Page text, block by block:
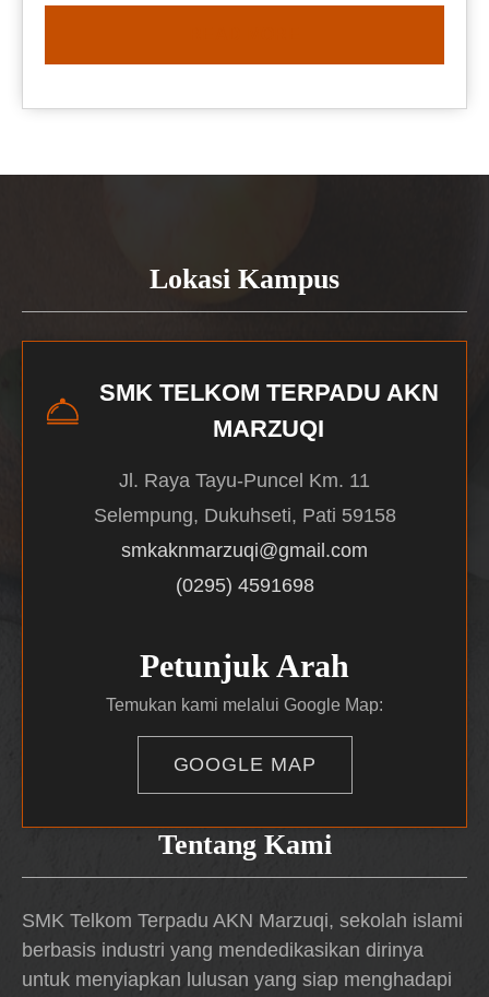
Tentang Kami
SMK Telkom Terpadu AKN Marzuqi, sekolah islami
berbasis industri yang mendedikasikan dirinya
untuk menyiapkan lulusan yang siap menghadapi
Lokasi Kampus
SMK TELKOM TERPADU AKN
MARZUQI
Jl. Raya Tayu-Puncel Km. 11
Selempung, Dukuhseti, Pati 59158
smkaknmarzuqi@gmail.com
(0295) 4591698
Petunjuk Arah
Temukan kami melalui Google Map:
GOOGLE MAP